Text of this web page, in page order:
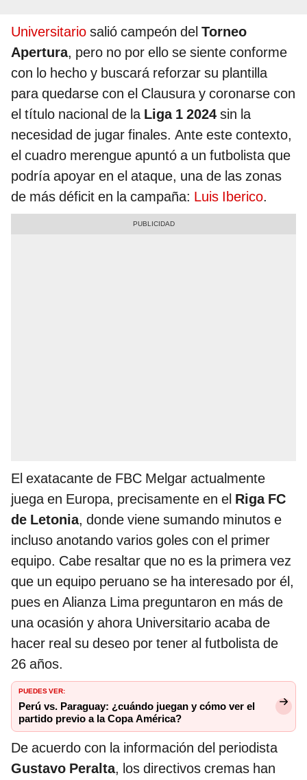
Universitario salió campeón del Torneo
Apertura, pero no por ello se siente conforme
con lo hecho y buscará reforzar su plantilla
para quedarse con el Clausura y coronarse con
el título nacional de la Liga 1 2024 sin la
necesidad de jugar finales. Ante este contexto,
el cuadro merengue apuntó a un futbolista que
podría apoyar en el ataque, una de las zonas
de más déficit en la campaña: Luis Iberico.
El exatacante de FBC Melgar actualmente
juega en Europa, precisamente en el Riga FC
de Letonia, donde viene sumando minutos e
incluso anotando varios goles con el primer
equipo. Cabe resaltar que no es la primera vez
que un equipo peruano se ha interesado por él,
pues en Alianza Lima preguntaron en más de
una ocasión y ahora Universitario acaba de
hacer real su deseo por tener al futbolista de
26 años.
PUEDES VER:
Perú vs. Paraguay: ¿cuándo juegan y cómo ver el
partido previo a la Copa América?
De acuerdo con la información del periodista
Gustavo Peralta, los directivos cremas han